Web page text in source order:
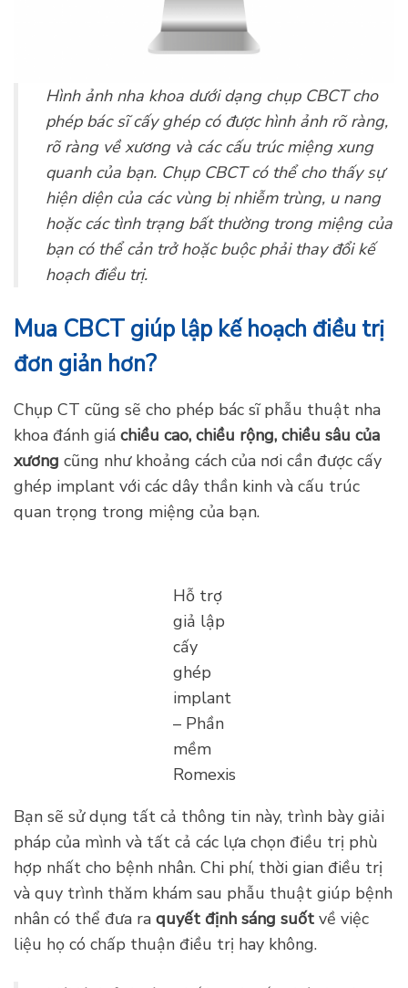
Hình ảnh nha khoa dưới dạng chụp CBCT cho
phép bác sĩ cấy ghép có được hình ảnh rõ ràng,
rõ ràng về xương và các cấu trúc miệng xung
quanh của bạn. Chụp CBCT có thể cho thấy sự
hiện diện của các vùng bị nhiễm trùng, u nang
hoặc các tình trạng bất thường trong miệng của
bạn có thể cản trở hoặc buộc phải thay đổi kế
hoạch điều trị.
Mua CBCT giúp lập kế hoạch điều trị
đơn giản hơn?
Chụp CT cũng sẽ cho phép bác sĩ phẫu thuật nha
khoa đánh giá chiều cao, chiều rộng, chiều sâu của
xương cũng như khoảng cách của nơi cần được cấy
ghép implant với các dây thần kinh và cấu trúc
quan trọng trong miệng của bạn.
Hỗ trợ giả lập cấy ghép implant – Phần mềm